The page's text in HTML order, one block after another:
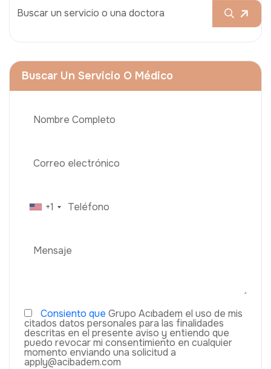
Buscar Un Servicio O Médico
+1
Consiento que Grupo Acıbadem el uso de mis
citados datos personales para las finalidades
descritas en el presente aviso y entiendo que
puedo revocar mi consentimiento en cualquier
momento enviando una solicitud a
apply@acibadem.com